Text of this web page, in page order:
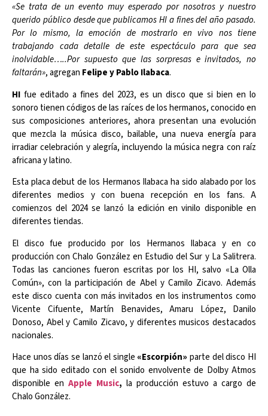
«Se trata de un evento muy esperado por nosotros y nuestro
querido público desde que publicamos HI a fines del año pasado.
Por lo mismo, la emoción de mostrarlo en vivo nos tiene
trabajando cada detalle de este espectáculo para que sea
inolvidable…..Por supuesto que las sorpresas e invitados, no
faltarán», agregan Felipe y Pablo Ilabaca.
HI fue editado a fines del 2023, es un disco que si bien en lo
sonoro tienen códigos de las raíces de los hermanos, conocido en
sus composiciones anteriores, ahora presentan una evolución
que mezcla la música disco, bailable, una nueva energía para
irradiar celebración y alegría, incluyendo la música negra con raíz
africana y latino.
Esta placa debut de los Hermanos Ilabaca ha sido alabado por los
diferentes medios y con buena recepción en los fans. A
comienzos del 2024 se lanzó la edición en vinilo disponible en
diferentes tiendas.
El disco fue producido por los Hermanos Ilabaca y en co
producción con Chalo González en Estudio del Sur y La Salitrera.
Todas las canciones fueron escritas por los HI, salvo «La Olla
Común», con la participación de Abel y Camilo Zicavo. Además
este disco cuenta con más invitados en los instrumentos como
Vicente Cifuente, Martín Benavides, Amaru López, Danilo
Donoso, Abel y Camilo Zicavo, y diferentes musicos destacados
nacionales.
Hace unos días se lanzó el single «Escorpión» parte del disco HI
que ha sido editado con el sonido envolvente de Dolby Atmos
disponible en Apple Music, la producción estuvo a cargo de
Chalo González.